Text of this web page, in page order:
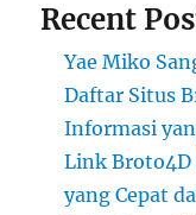
Recent
Yae Miko
Daftar Situs
Informasi
Link Broto4D
yang Cepat